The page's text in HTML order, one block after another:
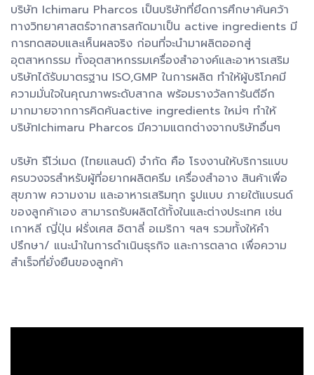
บริษัท Ichimaru Pharcos เป็นบริษัทที่ยึดการศึกษาค้นคว้า
ทางวิทยาศาสตร์จากสารสกัดมาเป็น active ingredients มี
การทดสอบและเห็นผลจริง ก่อนที่จะนำมาผลิตออกสู่
อุตสาหกรรม ทั้งอุตสาหกรรมเครื่องสำอางค์และอาหารเสริม
บริษัทได้รับมาตรฐาน ISO,GMP ในการผลิต ทำให้ผู้บริโภคมี
ความมั่นใจในคุณภาพระดับสากล พร้อมรางวัลการันตีอีก
มากมายจากการคิดค้นactive ingredients ใหม่ๆ ทำให้
บริษัทIchimaru Pharcos มีความแตกต่างจากบริษัทอื่นๆ
บริษัท รีโว่เมด (ไทยแลนด์) จำกัด คือ โรงงานให้บริการแบบ
ครบวงจรสำหรับผู้ที่อยากผลิตครีม เครื่องสำอาง สินค้าเพื่อ
สุขภาพ ความงาม และอาหารเสริมทุก รูปแบบ ภายใต้แบรนด์
ของลูกค้าเอง สามารถรับผลิตได้ทั้งในและต่างประเทศ เช่น
เกาหลี ญี่ปุ่น ฝรั่งเศส อิตาลี่ อเมริกา ฯลฯ รวมทั้งให้คำ
ปรึกษา/ แนะนำในการดำเนินธุรกิจ และการตลาด เพื่อความ
สำเร็จที่ยั่งยืนของลูกค้า